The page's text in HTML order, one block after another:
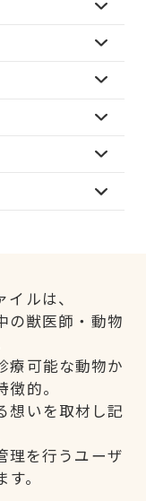
ルは、
の獣医師・動物
療可能な動物か
的。
想いを取材し記
理を行うユーザ
。